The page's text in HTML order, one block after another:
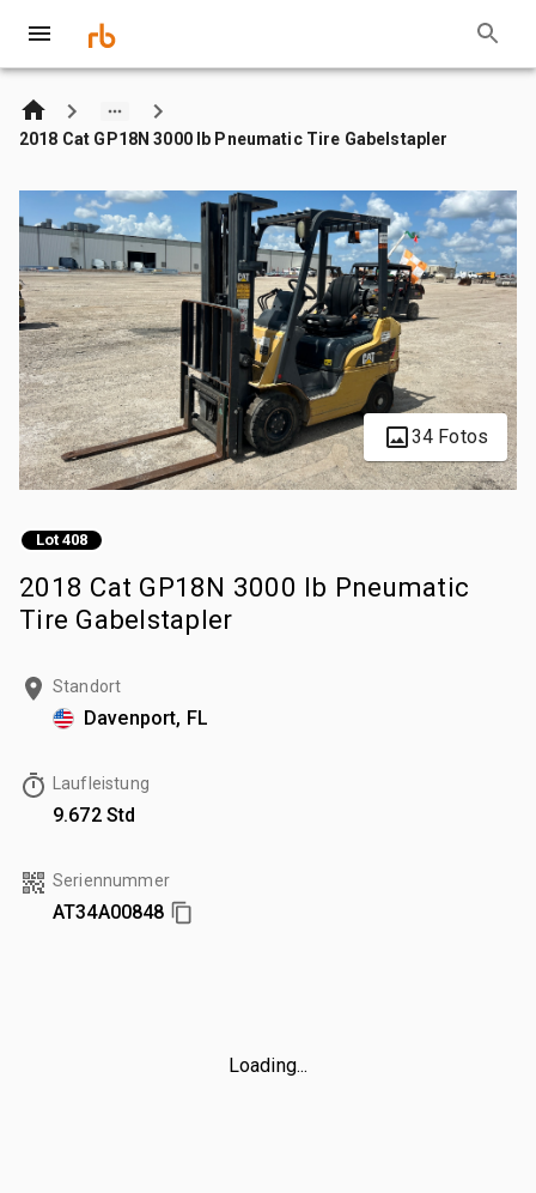
2018 Cat GP18N 3000 lb Pneumatic Tire Gabelstapler
34 Fotos
Lot 408
2018 Cat GP18N 3000 lb Pneumatic
Tire Gabelstapler
Standort
Davenport, FL
Laufleistung
9.672 Std
Seriennummer
AT34A00848
Loading...